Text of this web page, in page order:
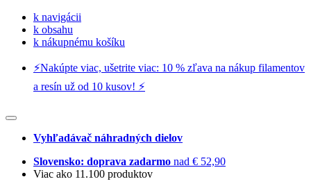
k navigácii
k obsahu
k nákupnému košíku
⚡️Nakúpte viac, ušetrite viac: 10 % zľava na nákup filamentov
a resín už od 10 kusov! ⚡️
Vyhľadávač náhradných dielov
Slovensko: doprava zadarmo nad € 52,90
Viac ako 11.100 produktov